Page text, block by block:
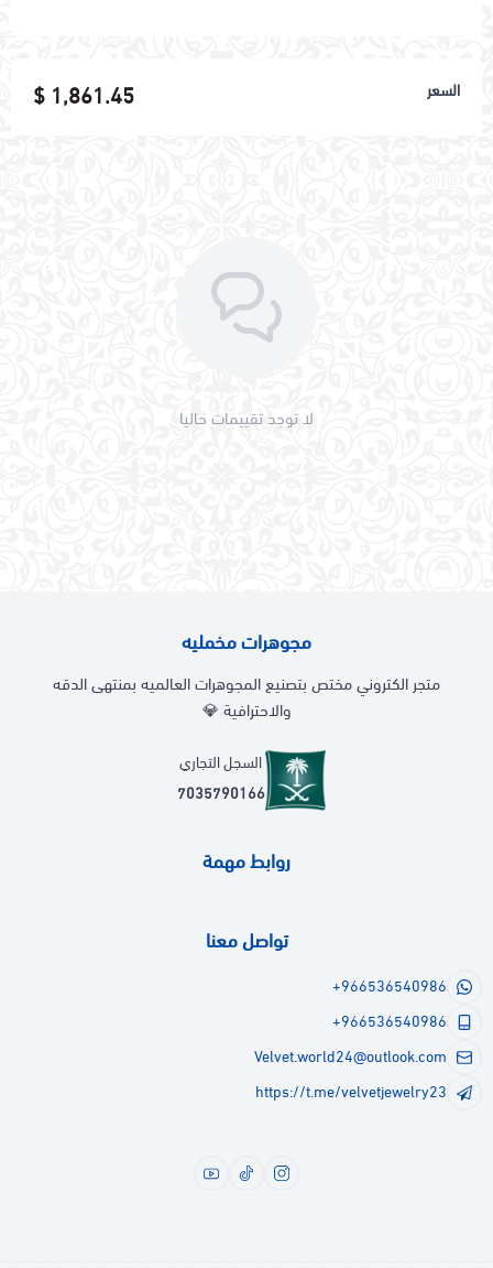
السعر 1,861.45 $
لا توجد تقييمات حاليا
مجوهرات مخمليه
متجر الكتروني مختص بتصنيع المجوهرات العالميه بمنتهى الدقه
والاحترافية 💎
السجل التجاري
7035790166
روابط مهمة
تواصل معنا
+966536540986
+966536540986
Velvet.world24@outlook.com
https://t.me/velvetjewelry23